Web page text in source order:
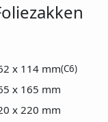
x 114 mm(C6)
x 165 mm
x 220 mm